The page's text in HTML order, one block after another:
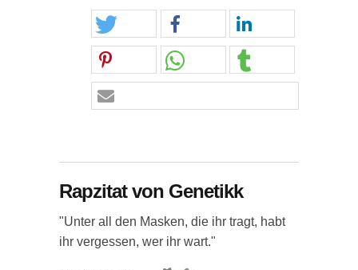
Rapzitat von Genetikk
"Unter all den Masken, die ihr tragt, habt
ihr vergessen, wer ihr wart."